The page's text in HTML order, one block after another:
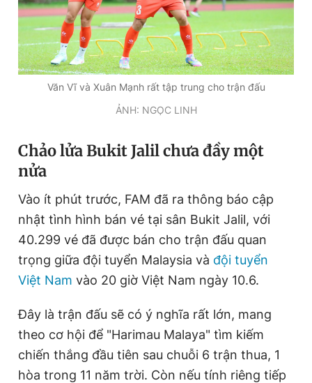
Đọc Thanh Niên trên điện thoại
Hotline
0906 645 777
Liên hệ quảng cáo
Đặt báo Quảng cáo RSS Tòa soạn Chính sách bảo
Tổng biên tập: Nguyễn Ngọc Toàn
Phó tổng biên tập thường trực: Hải Thành
Phó tổng biên tập: Lâm Hiếu Dũng
Phó tổng biên tập: Trần Việt Hưng
Tổng thư ký tòa soạn: Đức Trung
Giấy phép xuất bản số 110/GP - BTTTT cấp ngày 24.3.2020
© 2003-2026 Bản quyền thuộc về Báo Thanh Niên. Cấm sao
chép dưới mọi hình thức nếu không có sự chấp thuận bằng văn
bản. Phát triển bởi ePi Technologies, JSC.
Văn Vĩ và Xuân Mạnh rất tập trung cho trận đấu
ẢNH: NGỌC LINH
Chảo lửa Bukit Jalil chưa đầy một
nửa
Vào ít phút trước, FAM đã ra thông báo cập
nhật tình hình bán vé tại sân Bukit Jalil, với
40.299 vé đã được bán cho trận đấu quan
trọng giữa đội tuyển Malaysia và đội tuyển
Việt Nam vào 20 giờ Việt Nam ngày 10.6.
Đây là trận đấu sẽ có ý nghĩa rất lớn, mang
theo cơ hội để "Harimau Malaya" tìm kiếm
chiến thắng đầu tiên sau chuỗi 6 trận thua, 1
hòa trong 11 năm trời. Còn nếu tính riêng tiếp